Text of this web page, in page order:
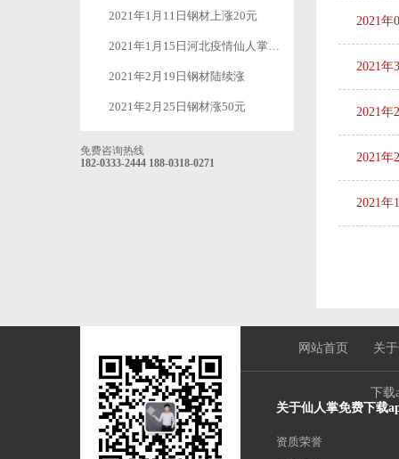
2021年1月11日钢材上涨20元
2021年1月15日河北疫情仙人掌免费下载app应用软件加油
2021年2月19日钢材陆续涨
2021年2月25日钢材涨50元
免费咨询热线
182-0333-2444 188-0318-0271
2021年
2021年
2021年
2021年
2021年
网站首页 关
下载
关于仙人掌免费下载
资质荣誉